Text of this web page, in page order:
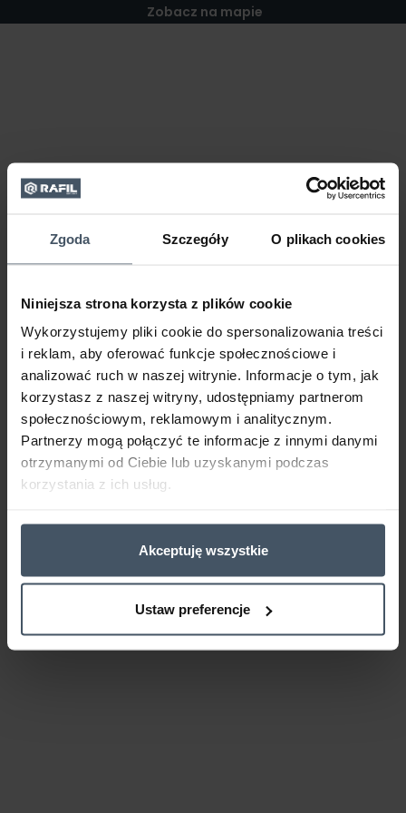
Zgoda Szczegóły O plikach cookies
Niniejsza strona korzysta z plików cookie
Wykorzystujemy pliki cookie do spersonalizowania treści
i reklam, aby oferować funkcje społecznościowe i
analizować ruch w naszej witrynie. Informacje o tym, jak
korzystasz z naszej witryny, udostępniamy partnerom
społecznościowym, reklamowym i analitycznym.
Partnerzy mogą połączyć te informacje z innymi danymi
otrzymanymi od Ciebie lub uzyskanymi podczas
korzystania z ich usług.
Akceptuję wszystkie
Ustaw preferencje
Zobacz na mapie